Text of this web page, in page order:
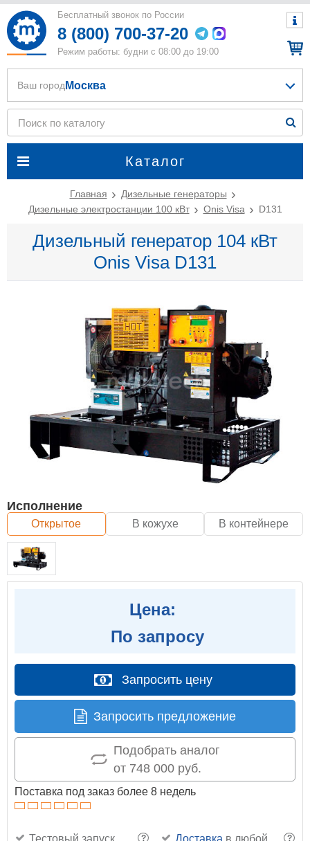
Бесплатный звонок по России
8 (800) 700-37-20
Режим работы: будни с 08:00 до 19:00
Каталог
Ваш город Москва
Главная
Дизельные генераторы
Дизельные электростанции 100 кВт
Onis Visa D131
Дизельный генератор 104 кВт
Onis Visa D131
Исполнение
Открытое В кожухе В контейнере
Цена:
По запросу
Запросить цену
Запросить предложение
Подобрать аналог
от 748 000 руб.
Поставка под заказ более 8 недель
?
Тестовый запуск
?
Доставка в любой